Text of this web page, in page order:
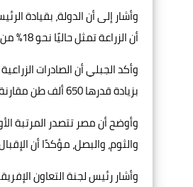
وأشار إلى أن الدولة، بقيادة
أن الزراعة تمثل حاليًا نحو 18% من الناتج المحلي الإجمالي، معربًا عن أمله في أن تصل هذه النسبة إلى 20% أو أكثر خلال السنوات المقبلة.
بزيادة قدرها 650 ألف طن مقارنة بالفترة نفسها من العام الماضي.
وأوضح أن مصر تتصدر المرتبة
والثوم، والبصل، مؤكدًا أن
وأشار رئيس لجنة التعاون